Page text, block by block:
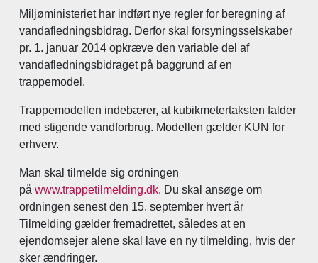
Miljøministeriet har indført nye regler for beregning af
vandafledningsbidrag. Derfor skal forsyningsselskaber
pr. 1. januar 2014 opkræve den variable del af
vandafledningsbidraget på baggrund af en
trappemodel.
Trappemodellen indebærer, at kubikmetertaksten falder
med stigende vandforbrug. Modellen gælder KUN for
erhverv.
Man skal tilmelde sig ordningen
på www.trappetilmelding.dk. Du skal ansøge om
ordningen senest den 15. september hvert år
Tilmelding gælder fremadrettet, således at en
ejendomsejer alene skal lave en ny tilmelding, hvis der
sker ændringer.